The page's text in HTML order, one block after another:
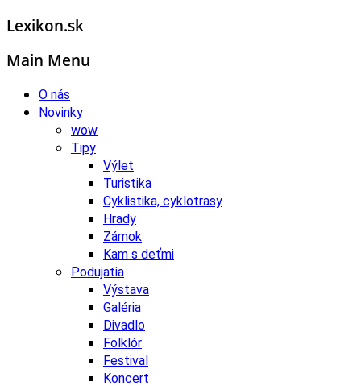
Lexikon.sk
Main Menu
O nás
Novinky
wow
Tipy
Výlet
Turistika
Cyklistika, cyklotrasy
Hrady
Zámok
Kam s deťmi
Podujatia
Výstava
Galéria
Divadlo
Folklór
Festival
Koncert